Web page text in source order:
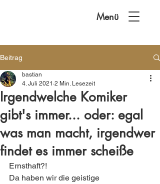
Menü
Beitrag
Irgendwelche Komiker
gibt's immer... oder: egal
was man macht, irgendwer
findet es immer scheiße
bastian
4. Juli 2021 2 Min. Lesezeit
Ernsthaft?!
Da haben wir die geistige